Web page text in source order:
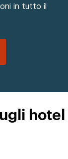
in tutto il
hotel